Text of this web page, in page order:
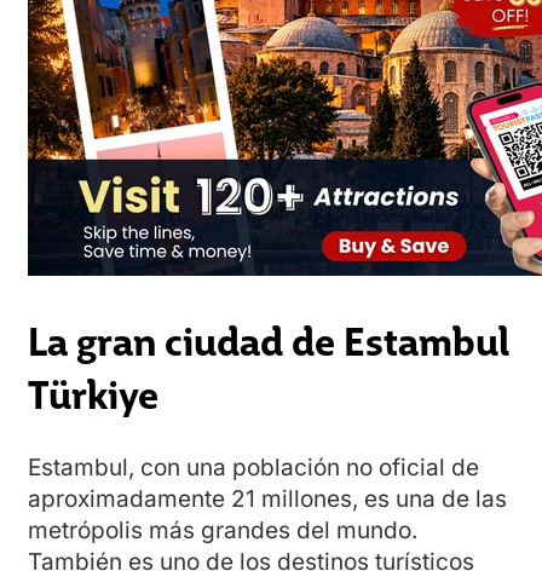
La gran ciudad de Estambul
Türkiye
Estambul, con una población no oficial de
aproximadamente 21 millones, es una de las
metrópolis más grandes del mundo.
También es uno de los destinos turísticos